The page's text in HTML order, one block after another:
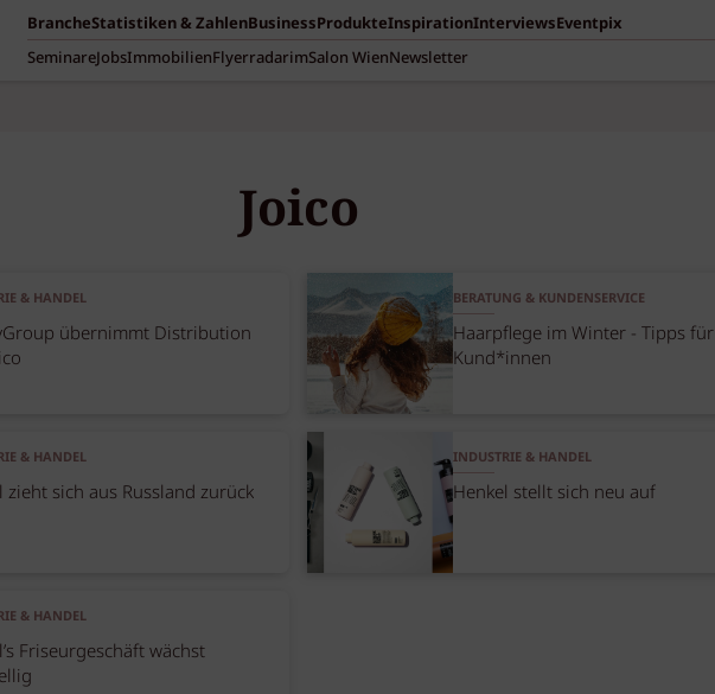
BrancheStatistiken & ZahlenBusinessProdukteInspirationInterviewsEventpix
SeminareJobsImmobilienFlyerradarimSalon WienNewsletter
Joico
& HANDEL
übernimmt Distribution
BERATUNG & KUNDENSERVICE
Haarpflege im Winter - Tipps für
Kund*innen
& HANDEL
zieht sich aus Russland zurück
INDUSTRIE & HANDEL
Henkel stellt sich neu auf
& HANDEL
Friseurgeschäft wächst